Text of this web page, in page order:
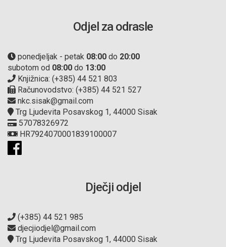
Odjel za odrasle
ponedjeljak - petak 08:00 do 20:00
subotom od 08:00 do 13:00
Knjižnica: (+385) 44 521 803
Računovodstvo: (+385) 44 521 527
nkc.sisak@gmail.com
Trg Ljudevita Posavskog 1, 44000 Sisak
57078326972
HR7924070001839100007
Dječji odjel
(+385) 44 521 985
djecjiodjel@gmail.com
Trg Ljudevita Posavskog 1, 44000 Sisak